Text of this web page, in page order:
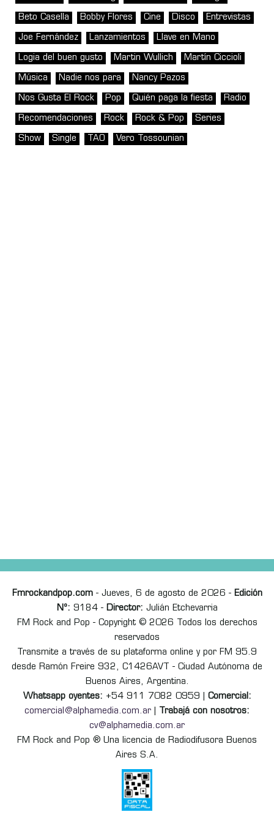
Beto Casella Bobby Flores Cine Disco Entrevistas
Joe Fernández Lanzamientos Llave en Mano
Logia del buen gusto Martin Wullich Martín Ciccioli
Música Nadie nos para Nancy Pazos
Nos Gusta El Rock Pop Quién paga la fiesta Radio
Recomendaciones Rock Rock & Pop Series
Show Single TAO Vero Tossounian
Fmrockandpop.com- Jueves, 6 de agosto de 2026 - Edición
Nº: 9184 - Director: Julián Etchevarria
FM Rock and Pop - Copyright © 2026 Todos los derechos
reservados
Transmite a través de su plataforma online y por FM 95.9
desde Ramón Freire 932, C1426AVT - Ciudad Autónoma de
Buenos Aires, Argentina.
Whatsapp oyentes: +54 911 7082 0959 | Comercial:
comercial@alphamedia.com.ar
Trabajá con nosotros:
cv@alphamedia.com.ar
FM Rock and Pop ® Una licencia de Radiodifusora Buenos
Aires S.A.